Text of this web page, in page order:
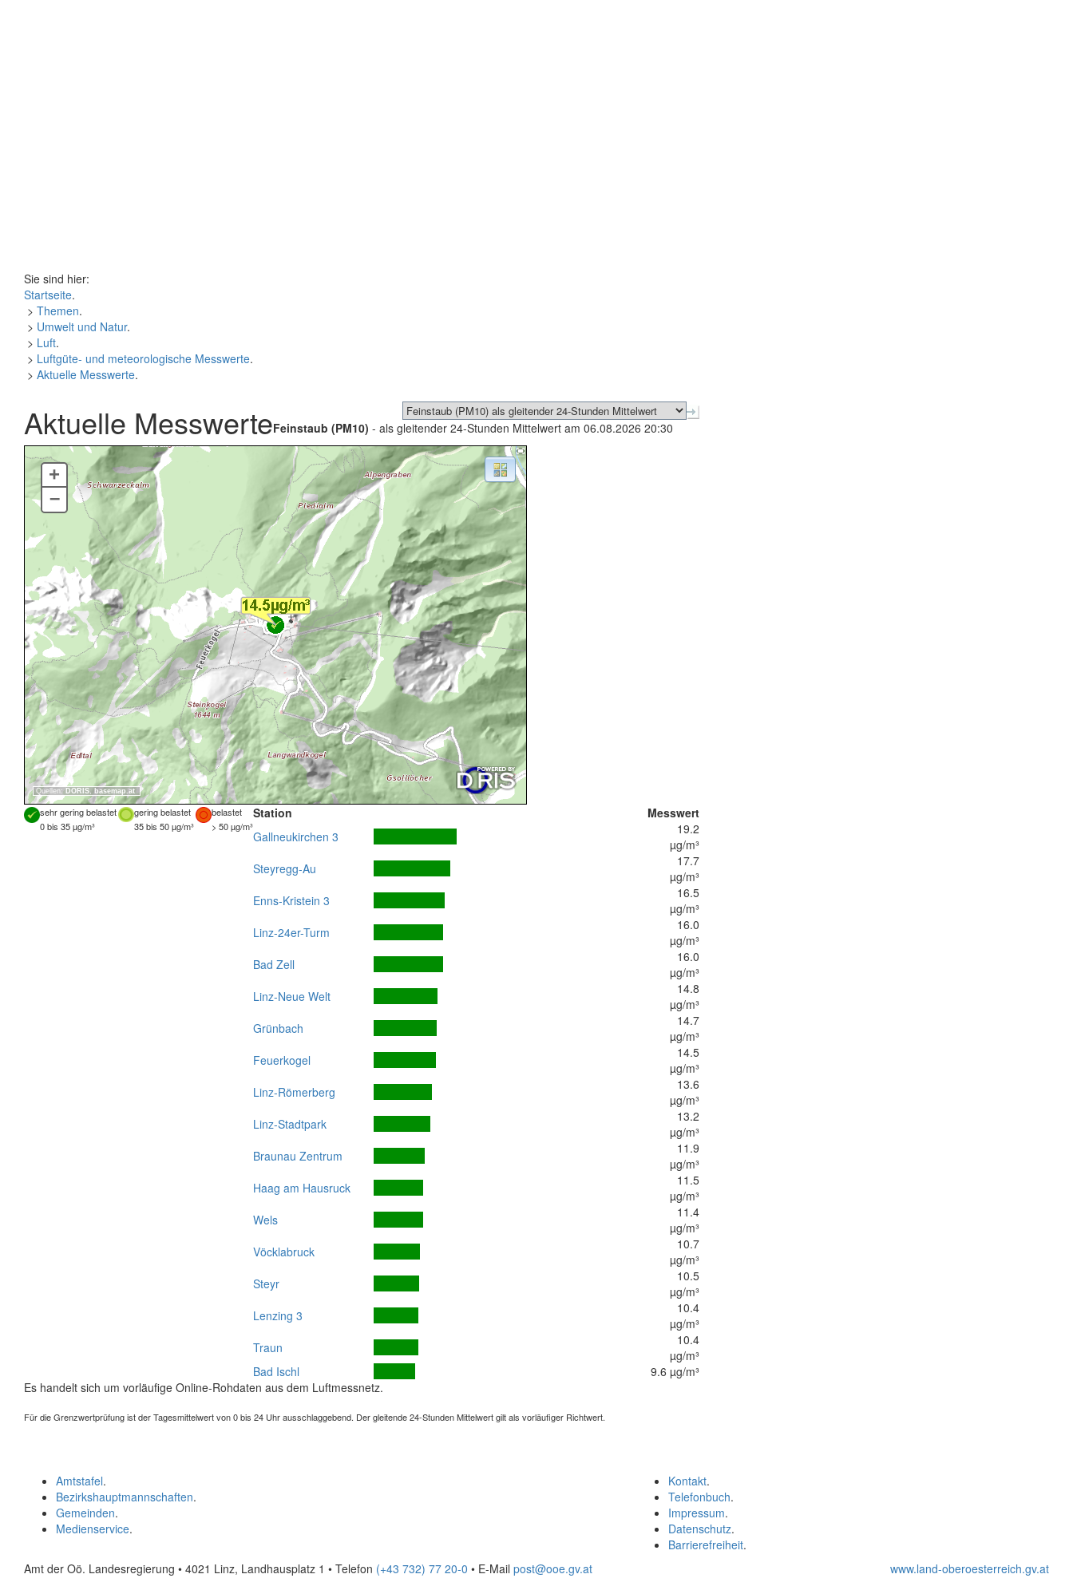
Sie sind hier:
Startseite.
> Themen.
> Umwelt und Natur.
> Luft.
> Luftgüte- und meteorologische Messwerte.
> Aktuelle Messwerte.
Aktuelle MesswerteFeinstaub (PM10) - als gleitender 24-Stunden Mittelwert am 06.08.2026 20:30
Quellen: DORIS, basemap.at
+
–
sehr gering belastet gering belastet
belastet
0 bis 35 µg/m³
35 bis 50 µg/m³ > 50 µg/m³
Station
Messwert
Gallneukirchen 3
19.2
µg/m³
Steyregg-Au
17.7
µg/m³
Enns-Kristein 3
16.5
µg/m³
Linz-24er-Turm
16.0
µg/m³
Bad Zell
16.0
µg/m³
Linz-Neue Welt
14.8
µg/m³
Grünbach
14.7
µg/m³
Feuerkogel
14.5
µg/m³
Linz-Römerberg
13.6
µg/m³
Linz-Stadtpark
13.2
µg/m³
Braunau Zentrum
11.9
µg/m³
Haag am Hausruck
11.5
µg/m³
Wels
11.4
µg/m³
Vöcklabruck
10.7
µg/m³
Steyr
10.5
µg/m³
Lenzing 3
10.4
µg/m³
Traun
10.4
µg/m³
Bad Ischl
9.6 µg/m³
Es handelt sich um vorläufige Online-Rohdaten aus dem Luftmessnetz.
Für die Grenzwertprüfung ist der Tagesmittelwert von 0 bis 24 Uhr ausschlaggebend. Der gleitende 24-Stunden Mittelwert gilt als vorläufiger Richtwert.
Kontakt.
Telefonbuch.
Impressum.
Datenschutz.
Barrierefreiheit.
Amtstafel.
Bezirkshauptmannschaften.
Gemeinden.
Medienservice.
Amt der Oö. Landesregierung • 4021 Linz, Landhausplatz 1 • Telefon (+43 732) 77 20-0 • E-Mail post@ooe.gv.at www.land-oberoesterreich.gv.at